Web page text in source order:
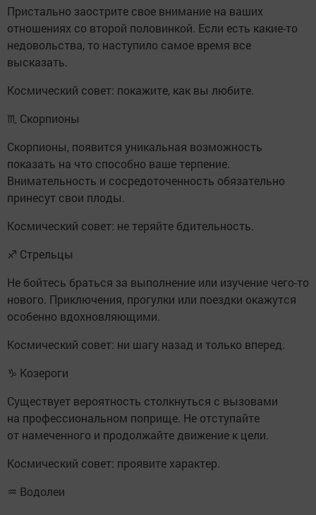
Пристально заострите свое внимание на ваших
отношениях со второй половинкой. Если есть какие-то
недовольства, то наступило самое время все
высказать.
Космический совет: покажите, как вы любите.
♏ Скорпионы
Скорпионы, появится уникальная возможность
показать на что способно ваше терпение.
Внимательность и сосредоточенность обязательно
принесут свои плоды.
Космический совет: не теряйте бдительность.
♐ Стрельцы
Не бойтесь браться за выполнение или изучение чего-то
нового. Приключения, прогулки или поездки окажутся
особенно вдохновляющими.
Космический совет: ни шагу назад и только вперед.
♑ Козероги
Существует вероятность столкнуться с вызовами
на профессиональном поприще. Не отступайте
от намеченного и продолжайте движение к цели.
Космический совет: проявите характер.
♒ Водолеи